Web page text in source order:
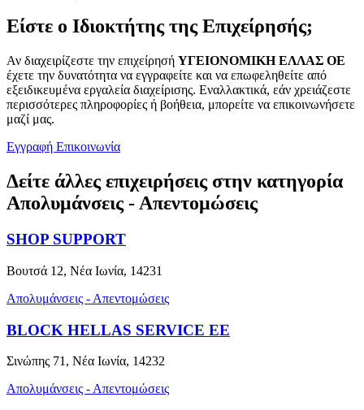
Είστε ο Ιδιοκτήτης της Επιχείρησής;
Αν διαχειρίζεστε την επιχείρησή ΥΓΕΙΟΝΟΜΙΚΗ ΕΛΛΑΣ ΟΕ
έχετε την δυνατότητα να εγγραφείτε και να επωφεληθείτε από
εξειδικευμένα εργαλεία διαχείρισης. Εναλλακτικά, εάν χρειάζεστε
περισσότερες πληροφορίες ή βοήθεια, μπορείτε να επικοινωνήσετε
μαζί μας.
Εγγραφή Επικοινωνία
Δείτε άλλες επιχειρήσεις στην κατηγορία
Απολυμάνσεις - Απεντομώσεις
SHOP SUPPORT
Βουτσά 12, Νέα Ιωνία, 14231
Απολυμάνσεις - Απεντομώσεις
BLOCK HELLAS SERVICE EE
Σινώπης 71, Νέα Ιωνία, 14232
Απολυμάνσεις - Απεντομώσεις